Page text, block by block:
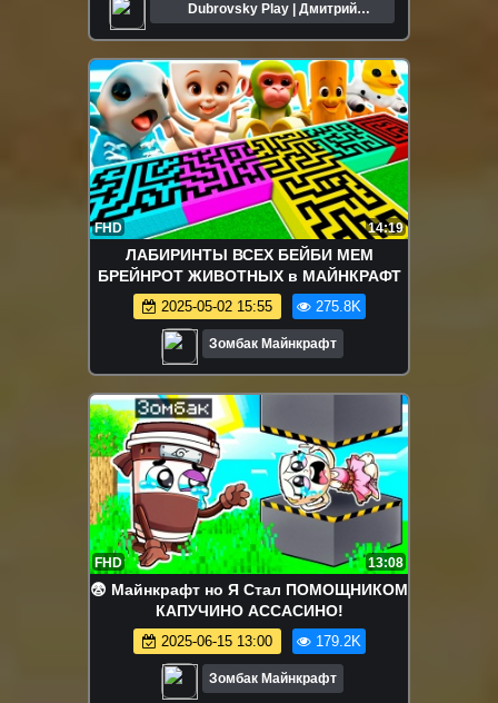
Dubrovsky Play | Дмитрий
FHD 14:19
ЛАБИРИНТЫ ВСЕХ БЕЙБИ МЕМ
БРЕЙНРОТ ЖИВОТНЫХ в МАЙНКРАФТ
2025-05-02 15:55 275.8K
Зомбак Майнкрафт
FHD 13:08
😨 Майнкрафт но Я Стал ПОМОЩНИКОМ
КАПУЧИНО АССАСИНО!
2025-06-15 13:00 179.2K
Зомбак Майнкрафт